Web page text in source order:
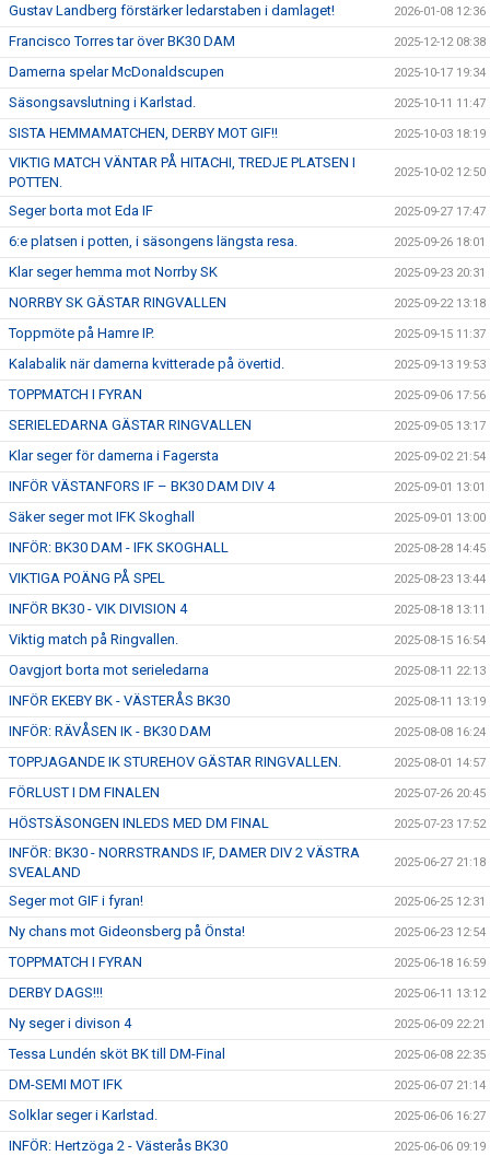
Gustav Landberg förstärker ledarstaben i damlaget! 2026-01-08 12:36
Francisco Torres tar över BK30 DAM 2025-12-12 08:38
Damerna spelar McDonaldscupen 2025-10-17 19:34
Säsongsavslutning i Karlstad. 2025-10-11 11:47
SISTA HEMMAMATCHEN, DERBY MOT GIF!! 2025-10-03 18:19
VIKTIG MATCH VÄNTAR PÅ HITACHI, TREDJE PLATSEN I
POTTEN.
2025-10-02 12:50
Seger borta mot Eda IF 2025-09-27 17:47
6:e platsen i potten, i säsongens längsta resa. 2025-09-26 18:01
Klar seger hemma mot Norrby SK 2025-09-23 20:31
NORRBY SK GÄSTAR RINGVALLEN 2025-09-22 13:18
Toppmöte på Hamre IP. 2025-09-15 11:37
Kalabalik när damerna kvitterade på övertid. 2025-09-13 19:53
TOPPMATCH I FYRAN 2025-09-06 17:56
SERIELEDARNA GÄSTAR RINGVALLEN 2025-09-05 13:17
Klar seger för damerna i Fagersta 2025-09-02 21:54
INFÖR VÄSTANFORS IF – BK30 DAM DIV 4 2025-09-01 13:01
Säker seger mot IFK Skoghall 2025-09-01 13:00
INFÖR: BK30 DAM - IFK SKOGHALL 2025-08-28 14:45
VIKTIGA POÄNG PÅ SPEL 2025-08-23 13:44
INFÖR BK30 - VIK DIVISION 4 2025-08-18 13:11
Viktig match på Ringvallen. 2025-08-15 16:54
Oavgjort borta mot serieledarna 2025-08-11 22:13
INFÖR EKEBY BK - VÄSTERÅS BK30 2025-08-11 13:19
INFÖR: RÄVÅSEN IK - BK30 DAM 2025-08-08 16:24
TOPPJAGANDE IK STUREHOV GÄSTAR RINGVALLEN. 2025-08-01 14:57
FÖRLUST I DM FINALEN 2025-07-26 20:45
HÖSTSÄSONGEN INLEDS MED DM FINAL 2025-07-23 17:52
INFÖR: BK30 - NORRSTRANDS IF, DAMER DIV 2 VÄSTRA
SVEALAND
2025-06-27 21:18
Seger mot GIF i fyran! 2025-06-25 12:31
Ny chans mot Gideonsberg på Önsta! 2025-06-23 12:54
TOPPMATCH I FYRAN 2025-06-18 16:59
DERBY DAGS!!! 2025-06-11 13:12
Ny seger i divison 4 2025-06-09 22:21
Tessa Lundén sköt BK till DM-Final 2025-06-08 22:35
DM-SEMI MOT IFK 2025-06-07 21:14
Solklar seger i Karlstad. 2025-06-06 16:27
INFÖR: Hertzöga 2 - Västerås BK30 2025-06-06 09:19